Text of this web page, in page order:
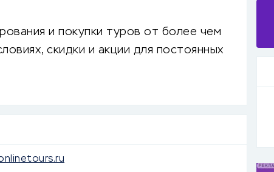
и покупки туров от более чем
скидки и акции для постоянных